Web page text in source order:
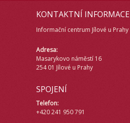
KONTAKTNÍ INFORMACE
Informační centrum Jílové u Prahy
Adresa:
Masarykovo náměstí 16
254 01 Jílové u Prahy
SPOJENÍ
Telefon:
+420 241 950 791